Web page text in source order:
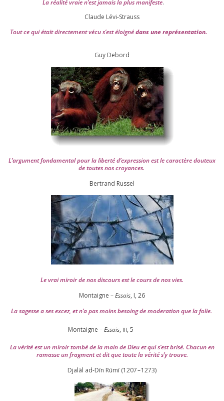
La réa­lité vraie n’est jamais la plus mani­feste.
Claude Lévi-Strauss
Tout ce qui était direc­te­ment vécu s’est éloi­gnédans une repré­sen­ta­tion.
Guy Debord
L’argument fon­da­men­tal pour la liber­té d’expression est le carac­tère dou­teux
de toutes nos croyances.
Ber­trand Russel
Le vrai miroir de nos dis­cours est le cours de nos vies.
Montaigne –Essais, I, 26
La sagesse a ses excez, et n’a pas moins besoing de mode­ra­tion que la folie.
Montaigne –Essais, III, 5
La véri­té est un miroir tom­bé de la main de Dieu et qui s’est bri­sé. Chacun en
ramasse un frag­ment et dit que toute la véri­té s’y trouve.
Djalāl ad-Dīn Rūmī (1207–1273)